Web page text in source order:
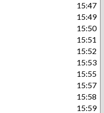
15:47
15:49
15:50
15:51
15:52
15:53
15:55
15:57
15:58
15:59